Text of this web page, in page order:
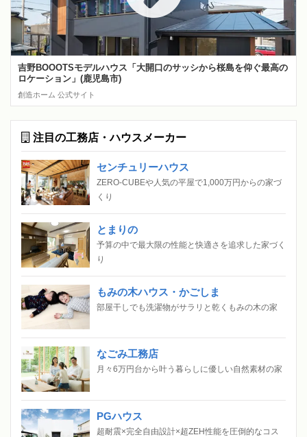
吉野BOOOTSモデルハウス「大開口のサッシから桜島を仰ぐ最高の
ロケーション」(鹿児島市)
創造ホーム 公式サイト
注目の工務店・ハウスメーカー
センチュリーハウス
ZERO-CUBEや人気の平屋で1,000万円からの家づ
くり
とまりの
予算の中で最大限の性能と快適さを追求した家づく
り
もみの木ハウス・かごしま
部屋干しでも洗濯物がサラリと乾くもみの木の家
なごみ工務店
月々6万円台から叶う暮らしに優しい自然素材の家
PGハウス
超耐震×完全自由設計×超ZEH性能を圧倒的なコス